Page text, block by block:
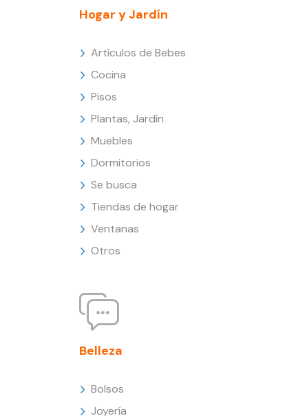
Hogar y Jardín
Artículos de Bebes
Cocina
Pisos
Plantas, Jardín
Muebles
Dormitorios
Se busca
Tiendas de hogar
Ventanas
Otros
Belleza
Bolsos
Joyería